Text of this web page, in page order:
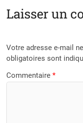
Laisser un
Votre adresse e-mail
obligatoires sont
Commentaire*